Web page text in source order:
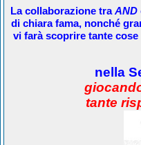
La collaborazione traAND
di chiara fama, nonché
vi farà scoprire tante
nella
tante